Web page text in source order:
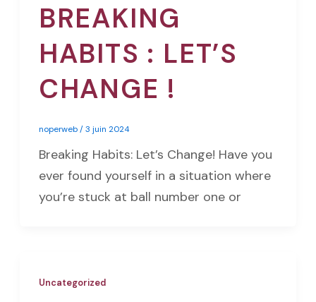
BREAKING
HABITS : LET’S
CHANGE !
noperweb/3 juin 2024
Breaking Habits: Let’s Change! Have you
ever found yourself in a situation where
you’re stuck at ball number one or
Uncategorized